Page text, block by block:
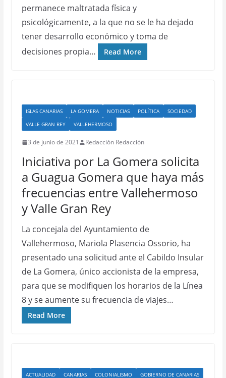
permanece maltratada física y
psicológicamente, a la que no se le ha dejado
tener desarrollo económico y toma de
decisiones propia…
Read More
ISLAS CANARIAS LA GOMERA NOTICIAS POLÍTICA
SOCIEDAD
VALLE GRAN REY
VALLEHERMOSO
3 de junio de 2021 Redacción Redacción
Iniciativa por La Gomera solicita
a Guagua Gomera que haya más
frecuencias entre Vallehermoso
y Valle Gran Rey
La concejala del Ayuntamiento de
Vallehermoso, Mariola Plasencia Ossorio, ha
presentado una solicitud ante el Cabildo Insular
de La Gomera, único accionista de la empresa,
para que se modifiquen los horarios de la Línea
8 y se aumente su frecuencia de viajes…
Read More
ACTUALIDAD CANARIAS COLONIALISMO GOBIERNO DE CANARIAS